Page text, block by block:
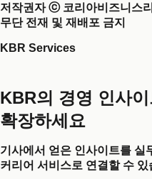
저작권자 ⓒ 코리아비즈니스
무단 전재 및 재배포 금지
KBR Services
KBR의 경영 인사
확장하세요
기사에서 얻은 인사이트를 실
커리어 서비스로 연결할 수 있